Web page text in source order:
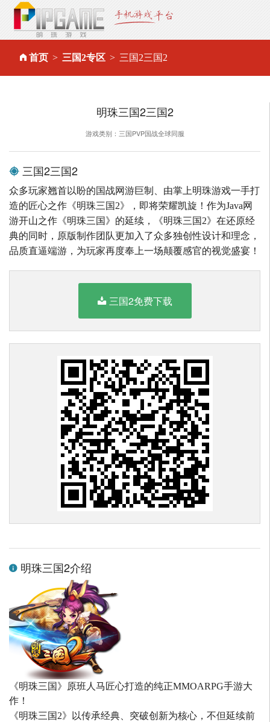
首页 三国2专区 三国2三国2
明珠三国2三国2
游戏类别：三国PVP国战全球同服
三国2三国2
众多玩家翘首以盼的国战网游巨制、由掌上明珠游戏一手打
造的匠心之作《明珠三国2》，即将荣耀凯旋！作为Java网
游开山之作《明珠三国》的延续，《明珠三国2》在还原经
典的同时，原版制作团队更加入了众多独创性设计和理念，
品质直逼端游，为玩家再度奉上一场颠覆感官的视觉盛宴！
三国2免费下载
明珠三国2介绍
《明珠三国》原班人马匠心打造的纯正MMOARPG手游大
作！
《明珠三国2》以传承经典、突破创新为核心，不但延续前